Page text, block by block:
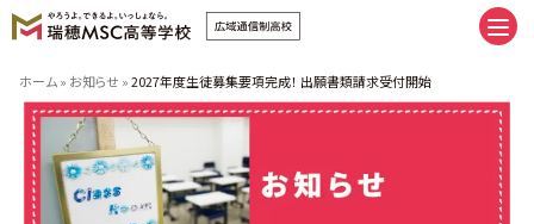
卒業へまっすぐ。未来にまっしぐら
卒業へまっすぐ。未来にまっしぐら
ネットコース｜私だけの時間割
手厚いサポート | スクーリング
推しプログラム＆サポート8
ホーム» お知らせ »2027年度生徒募集要項完成！ 出願書類請求受付開始